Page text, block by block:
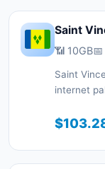
Saint
📶 10GB
Saint
internet